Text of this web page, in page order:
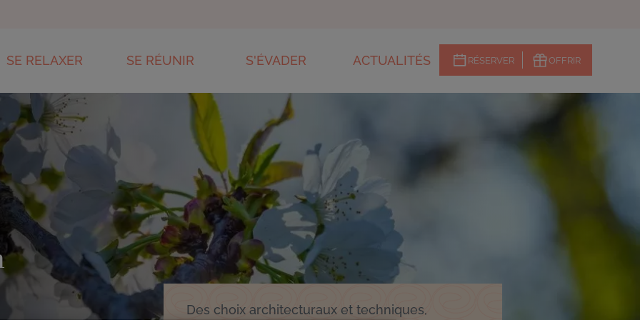
Menu
CTAs
RÉSERVER OFFRIR
SE RELAXER
PISCINE & ESPACE DE REMISE EN FORME
SPA THERMAL AVÈNE
SE RÉUNIR S'ÉVADER
CENTRE D'ANIMATIONS ET ACTIVITÉS
ENVIRONNEMENT & ÉCO-
CONCEPTION
PARC DU HAUT-LANGUEDOC
ACTUALITÉS
Des choix architecturaux et techniques,